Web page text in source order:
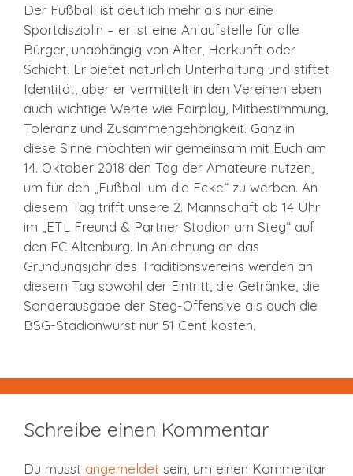
Der Fußball ist deutlich mehr als nur eine
Sportdisziplin – er ist eine Anlaufstelle für alle
Bürger, unabhängig von Alter, Herkunft oder
Schicht. Er bietet natürlich Unterhaltung und stiftet
Identität, aber er vermittelt in den Vereinen eben
auch wichtige Werte wie Fairplay, Mitbestimmung,
Toleranz und Zusammengehörigkeit. Ganz in
diese Sinne möchten wir gemeinsam mit Euch am
14. Oktober 2018 den Tag der Amateure nutzen,
um für den „Fußball um die Ecke“ zu werben. An
diesem Tag trifft unsere 2. Mannschaft ab 14 Uhr
im „ETL Freund & Partner Stadion am Steg“ auf
den FC Altenburg. In Anlehnung an das
Gründungsjahr des Traditionsvereins werden an
diesem Tag sowohl der Eintritt, die Getränke, die
Sonderausgabe der Steg-Offensive als auch die
BSG-Stadionwurst nur 51 Cent kosten.
Schreibe einen Kommentar
Du musst angemeldet sein, um einen Kommentar